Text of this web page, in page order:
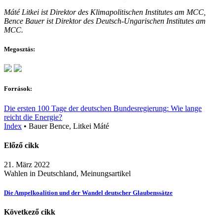
Máté Litkei ist Direktor des Klimapolitischen Institutes am MCC,
Bence Bauer ist Direktor des Deutsch-Ungarischen Institutes am
MCC.
Megosztás:
Források:
Die ersten 100 Tage der deutschen Bundesregierung: Wie lange
reicht die Energie?
Index • Bauer Bence, Litkei Máté
Előző cikk
21. März 2022
Wahlen in Deutschland, Meinungsartikel
Die Ampelkoalition und der Wandel deutscher Glaubenssätze
Következő cikk